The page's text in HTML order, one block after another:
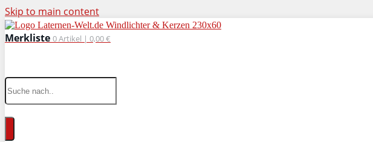
Skip to main content
Merkliste 0Artikel | 0,00 €